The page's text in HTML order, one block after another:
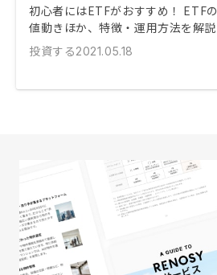
初心者にはETFがおすすめ！ ETFの
値動きほか、特徴・運用方法を解説
投資する2021.05.18